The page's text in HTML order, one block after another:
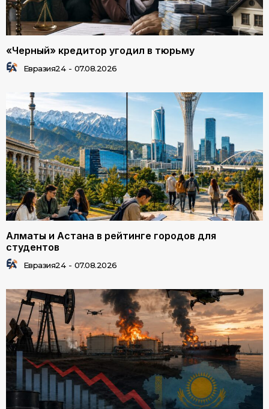
«Черный» кредитор угодил в тюрьму
Евразия24 - 07.08.2026
Алматы и Астана в рейтинге городов для
студентов
Евразия24 - 07.08.2026